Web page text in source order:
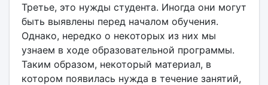
Третье, это нужды студента. Иногда они могут
быть выявлены перед началом обучения.
Однако, нередко о некоторых из них мы
узнаем в ходе образовательной программы.
Таким образом, некоторый материал, в
котором появилась нужда в течение занятий,